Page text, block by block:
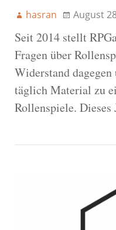
hasran August
Seit 2014 stellt
Fragen über
Widerstand
täglich Material zu
Rollenspiele. Dieses